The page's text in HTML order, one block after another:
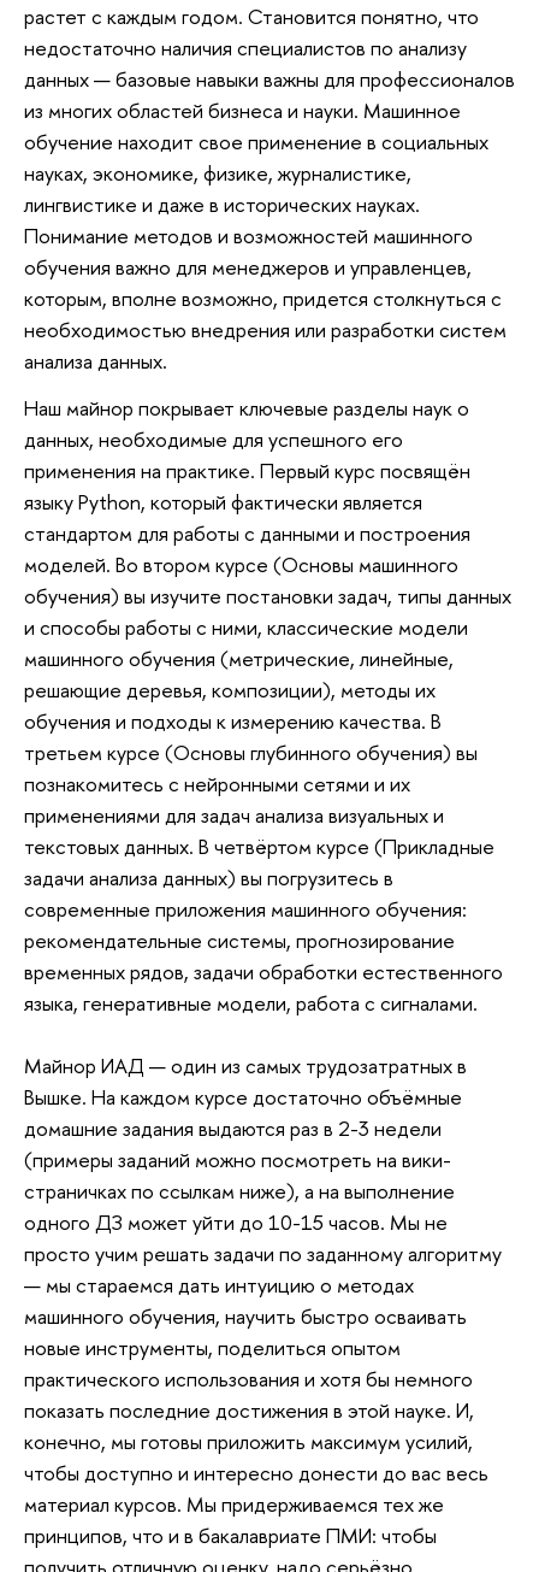
растет с каждым годом. Становится понятно, что
недостаточно наличия специалистов по анализу
данных — базовые навыки важны для профессионалов
из многих областей бизнеса и науки. Машинное
обучение находит свое применение в социальных
науках, экономике, физике, журналистике,
лингвистике и даже в исторических науках.
Понимание методов и возможностей машинного
обучения важно для менеджеров и управленцев,
которым, вполне возможно, придется столкнуться с
необходимостью внедрения или разработки систем
анализа данных.
Наш майнор покрывает ключевые разделы наук о
данных, необходимые для успешного его
применения на практике. Первый курс посвящён
языку Python, который фактически является
стандартом для работы с данными и построения
моделей. Во втором курсе (Основы машинного
обучения) вы изучите постановки задач, типы данных
и способы работы с ними, классические модели
машинного обучения (метрические, линейные,
решающие деревья, композиции), методы их
обучения и подходы к измерению качества. В
третьем курсе (Основы глубинного обучения) вы
познакомитесь с нейронными сетями и их
применениями для задач анализа визуальных и
текстовых данных. В четвёртом курсе (Прикладные
задачи анализа данных) вы погрузитесь в
современные приложения машинного обучения:
рекомендательные системы, прогнозирование
временных рядов, задачи обработки естественного
языка, генеративные модели, работа с сигналами.
Майнор ИАД — один из самых трудозатратных в
Вышке. На каждом курсе достаточно объёмные
домашние задания выдаются раз в 2-3 недели
(примеры заданий можно посмотреть на вики-
страничках по ссылкам ниже), а на выполнение
одного ДЗ может уйти до 10-15 часов. Мы не
просто учим решать задачи по заданному алгоритму
— мы стараемся дать интуицию о методах
машинного обучения, научить быстро осваивать
новые инструменты, поделиться опытом
практического использования и хотя бы немного
показать последние достижения в этой науке. И,
конечно, мы готовы приложить максимум усилий,
чтобы доступно и интересно донести до вас весь
материал курсов. Мы придерживаемся тех же
принципов, что и в бакалавриате ПМИ: чтобы